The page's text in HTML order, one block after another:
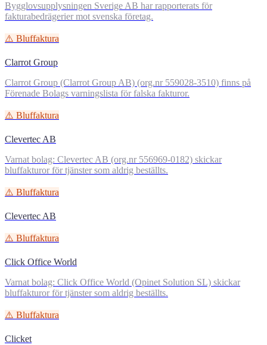
Bygglovsupplysningen Sverige AB har rapporterats för
fakturabedrägerier mot svenska företag.
⚠️ Bluffaktura
Clarrot Group
Clarrot Group (Clarrot Group AB) (org.nr 559028-3510) finns på
Förenade Bolags varningslista för falska fakturor.
⚠️ Bluffaktura
Clevertec AB
Varnat bolag: Clevertec AB (org.nr 556969-0182) skickar
bluffakturor för tjänster som aldrig beställts.
⚠️ Bluffaktura
Clevertec AB
⚠️ Bluffaktura
Click Office World
Varnat bolag: Click Office World (Opinet Solution SL) skickar
bluffakturor för tjänster som aldrig beställts.
⚠️ Bluffaktura
Clicket